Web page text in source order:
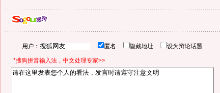
用户： 匿名 隐藏地址 设为辩论话题
*搜狗拼音输入法，中文处理专家>>